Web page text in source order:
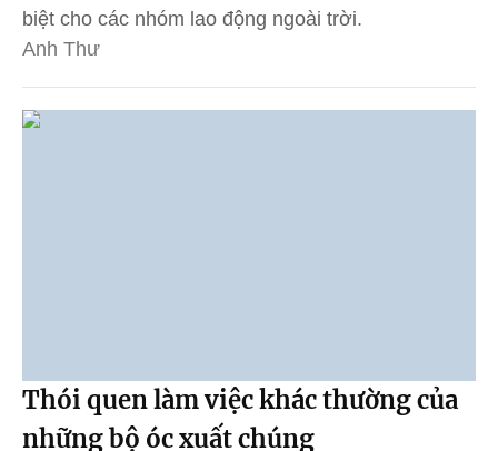
biệt cho các nhóm lao động ngoài trời.
Anh Thư
Thói quen làm việc khác thường của
những bộ óc xuất chúng